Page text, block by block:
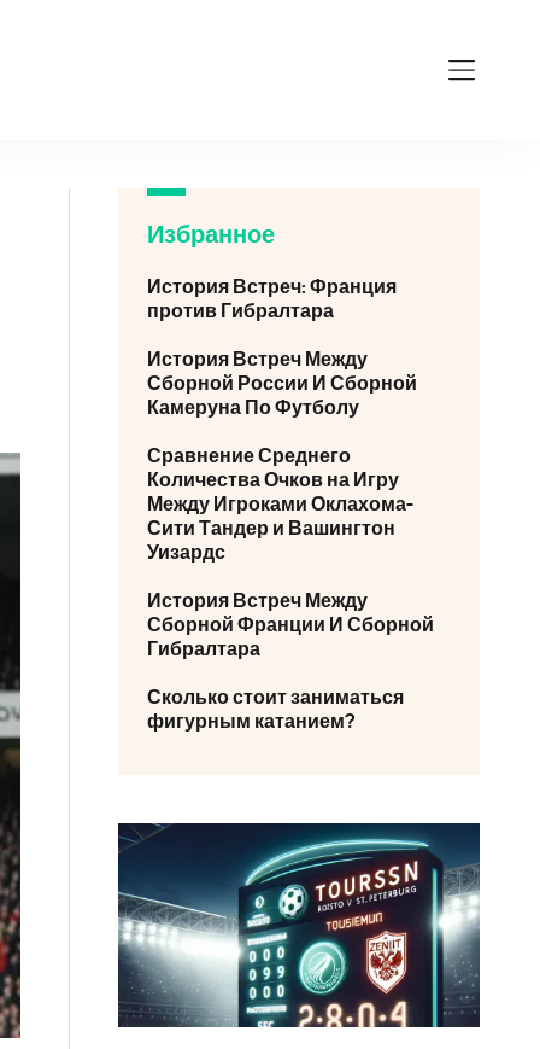
Избранное
История Встреч: Франция
против Гибралтара
История Встреч Между
Сборной России И Сборной
Камеруна По Футболу
Сравнение Среднего
Количества Очков на Игру
Между Игроками Оклахома-
Сити Тандер и Вашингтон
Уизардс
История Встреч Между
Сборной Франции И Сборной
Гибралтара
Сколько стоит заниматься
фигурным катанием?